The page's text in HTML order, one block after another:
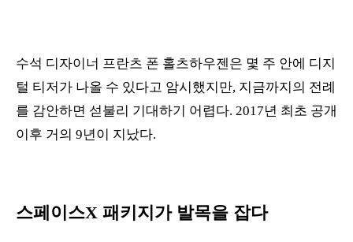
수석 디자이너 프란츠 폰 홀츠하우젠은 몇 주 안에 디지
털 티저가 나올 수 있다고 암시했지만, 지금까지의 전례
를 감안하면 섣불리 기대하기 어렵다. 2017년 최초 공개
이후 거의 9년이 지났다.
스페이스X 패키지가 발목을 잡다